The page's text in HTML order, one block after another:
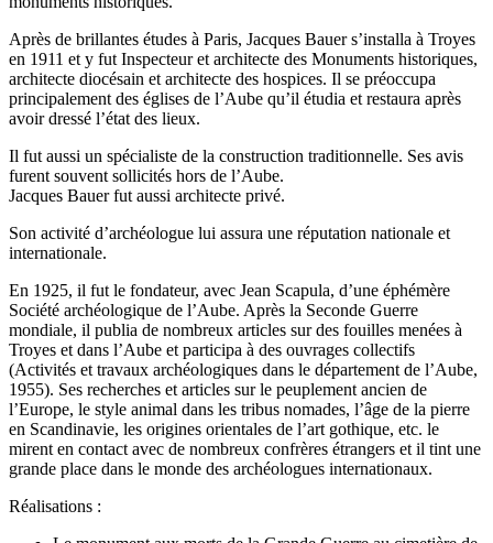
Après de brillantes études à Paris, Jacques Bauer s’installa à Troyes
en 1911 et y fut Inspecteur et architecte des Monuments historiques,
architecte diocésain et architecte des hospices. Il se préoccupa
principalement des églises de l’Aube qu’il étudia et restaura après
avoir dressé l’état des lieux.
Il fut aussi un spécialiste de la construction traditionnelle. Ses avis
furent souvent sollicités hors de l’Aube.
Jacques Bauer fut aussi architecte privé.
Son activité d’archéologue lui assura une réputation nationale et
internationale.
En 1925, il fut le fondateur, avec Jean Scapula, d’une éphémère
Société archéologique de l’Aube. Après la Seconde Guerre
mondiale, il publia de nombreux articles sur des fouilles menées à
Troyes et dans l’Aube et participa à des ouvrages collectifs
(Activités et travaux archéologiques dans le département de l’Aube,
1955). Ses recherches et articles sur le peuplement ancien de
l’Europe, le style animal dans les tribus nomades, l’âge de la pierre
en Scandinavie, les origines orientales de l’art gothique, etc. le
mirent en contact avec de nombreux confrères étrangers et il tint une
grande place dans le monde des archéologues internationaux.
Réalisations :